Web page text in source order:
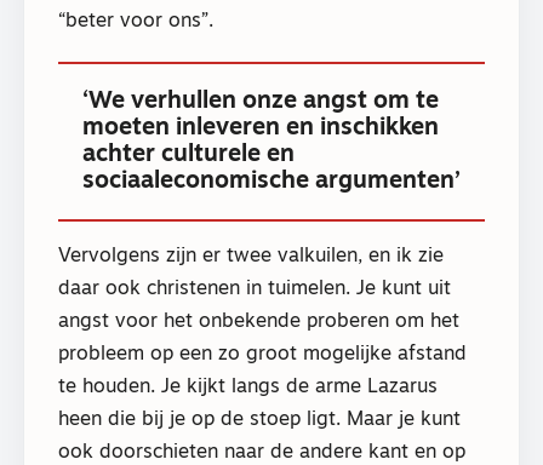
“beter voor ons”.
‘We verhullen onze angst om te
moeten inleveren en inschikken
achter culturele en
sociaaleconomische argumenten’
Vervolgens zijn er twee valkuilen, en ik zie
daar ook christenen in tuimelen. Je kunt uit
angst voor het onbekende proberen om het
probleem op een zo groot mogelijke afstand
te houden. Je kijkt langs de arme Lazarus
heen die bij je op de stoep ligt. Maar je kunt
ook doorschieten naar de andere kant en op